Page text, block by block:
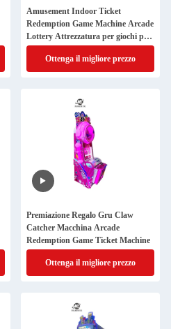
Amusement Indoor Ticket
Redemption Game Machine Arcade
Lottery Attrezzatura per giochi per
centri commerciali
Ottenga il migliore prezzo
Premiazione Regalo Gru Claw
Catcher Macchina Arcade
Redemption Game Ticket Machine
Ottenga il migliore prezzo